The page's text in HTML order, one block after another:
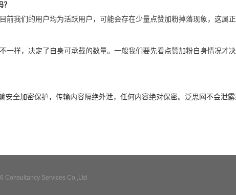
前我们的用户均为活跃用户，可能会存在少量点赞加粉掉落现象，这属正
一样，决定了自身可承载的数量。一般我们要先看点赞加粉自身情况才
全加密保护，传输内容隔绝外泄，任何内容绝对保密。泛思网不会泄露
Consultancy Services Co.,Ltd